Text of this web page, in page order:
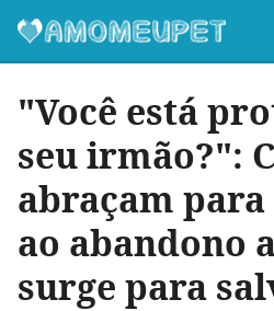
"Você está
seu irmão?":
abraçam
ao abandono
surge para